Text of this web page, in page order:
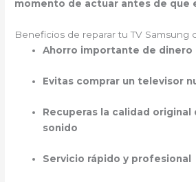
momento de actuar antes de que
Beneficios de reparar tu TV Samsung
Ahorro importante de dinero
Evitas comprar un televisor
Recuperas la calidad original
sonido
Servicio rápido y profesional